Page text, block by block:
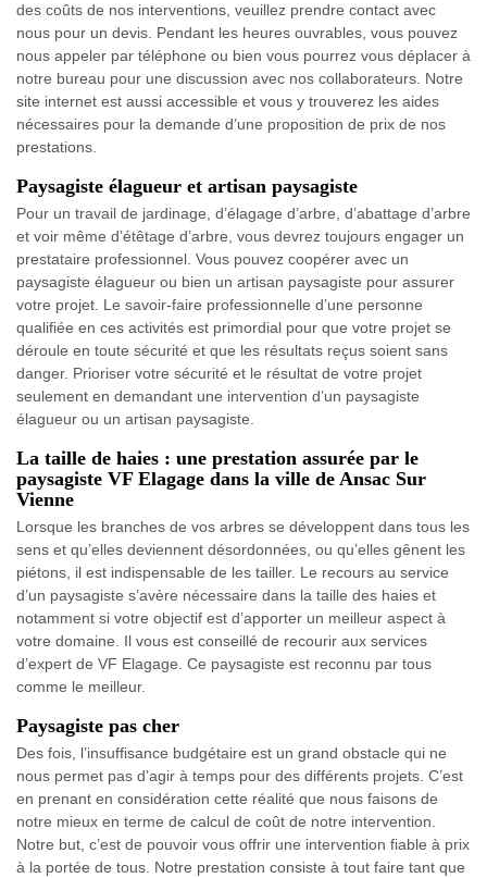
des coûts de nos interventions, veuillez prendre contact avec
nous pour un devis. Pendant les heures ouvrables, vous pouvez
nous appeler par téléphone ou bien vous pourrez vous déplacer à
notre bureau pour une discussion avec nos collaborateurs. Notre
site internet est aussi accessible et vous y trouverez les aides
nécessaires pour la demande d’une proposition de prix de nos
prestations.
Paysagiste élagueur et artisan paysagiste
Pour un travail de jardinage, d’élagage d’arbre, d’abattage d’arbre
et voir même d’étêtage d’arbre, vous devrez toujours engager un
prestataire professionnel. Vous pouvez coopérer avec un
paysagiste élagueur ou bien un artisan paysagiste pour assurer
votre projet. Le savoir-faire professionnelle d’une personne
qualifiée en ces activités est primordial pour que votre projet se
déroule en toute sécurité et que les résultats reçus soient sans
danger. Prioriser votre sécurité et le résultat de votre projet
seulement en demandant une intervention d’un paysagiste
élagueur ou un artisan paysagiste.
La taille de haies : une prestation assurée par le
paysagiste VF Elagage dans la ville de Ansac Sur
Vienne
Lorsque les branches de vos arbres se développent dans tous les
sens et qu’elles deviennent désordonnées, ou qu’elles gênent les
piétons, il est indispensable de les tailler. Le recours au service
d’un paysagiste s’avère nécessaire dans la taille des haies et
notamment si votre objectif est d’apporter un meilleur aspect à
votre domaine. Il vous est conseillé de recourir aux services
d’expert de VF Elagage. Ce paysagiste est reconnu par tous
comme le meilleur.
Paysagiste pas cher
Des fois, l’insuffisance budgétaire est un grand obstacle qui ne
nous permet pas d’agir à temps pour des différents projets. C’est
en prenant en considération cette réalité que nous faisons de
notre mieux en terme de calcul de coût de notre intervention.
Notre but, c’est de pouvoir vous offrir une intervention fiable à prix
à la portée de tous. Notre prestation consiste à tout faire tant que